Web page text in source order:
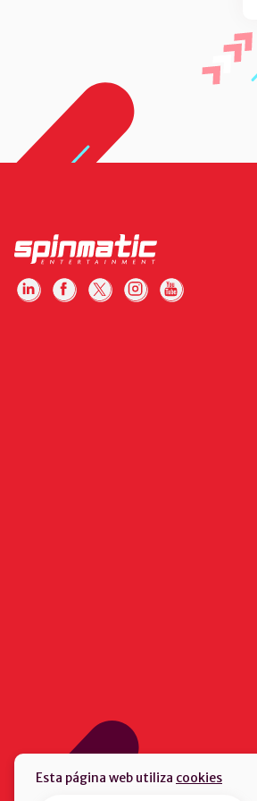
Esta página web utiliza cookies